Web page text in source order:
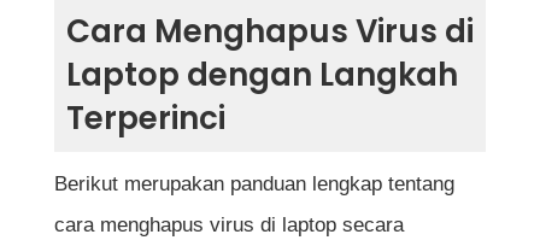
Cara Menghapus Virus di
Laptop dengan Langkah
Terperinci
Berikut merupakan panduan lengkap tentang
cara menghapus virus di laptop secara